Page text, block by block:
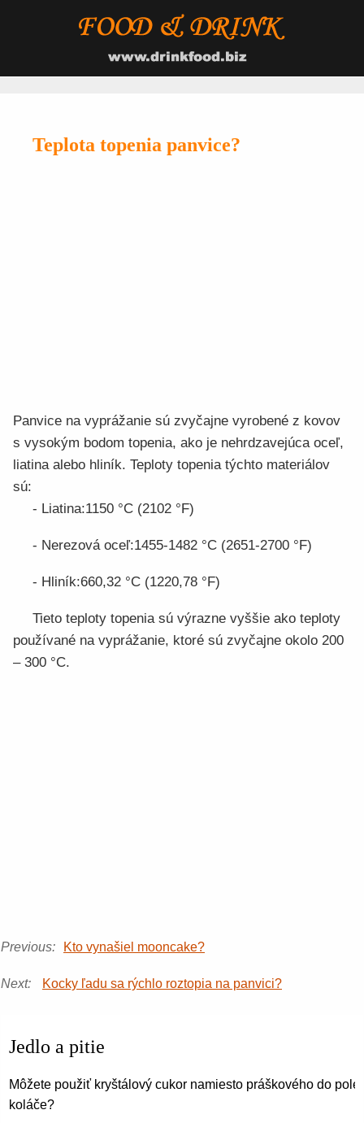
Teplota topenia panvice?
Panvice na vyprážanie sú zvyčajne vyrobené z kovov
s vysokým bodom topenia, ako je nehrdzavejúca oceľ,
liatina alebo hliník. Teploty topenia týchto materiálov
sú:
- Liatina:1150 °C (2102 °F)
- Nerezová oceľ:1455-1482 °C (2651-2700 °F)
- Hliník:660,32 °C (1220,78 °F)
Tieto teploty topenia sú výrazne vyššie ako teploty
používané na vyprážanie, ktoré sú zvyčajne okolo 200
– 300 °C.
Previous: Kto vynašiel mooncake?
Next: Kocky ľadu sa rýchlo roztopia na panvici?
Jedlo a pitie
Môžete použiť kryštálový cukor namiesto práškového do
koláče?